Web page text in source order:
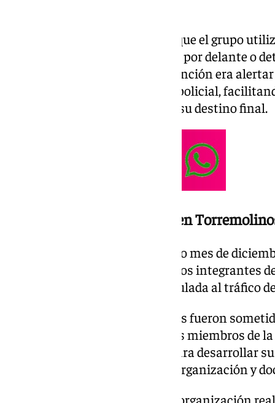
Los investigadores detectaron que el grupo
coches de apoyo que circulaban por delante o
sustancia estupefaciente. Su función era
detectar controles o presencia policial,
través de distintas rutas hasta su destino final.
Una investigación iniciada en
La operación comenzó el pasado mes de
Torremolinos localizaron a varios integrantes
asentada en la provincia y vinculada al tráfico
Durante meses, los sospechosos fueron
que permitieron identificar a los miembros de
naves y domicilios utilizados para desarrollar
reconstruir la estructura de la organización y
Las pesquisas revelaron que la organización